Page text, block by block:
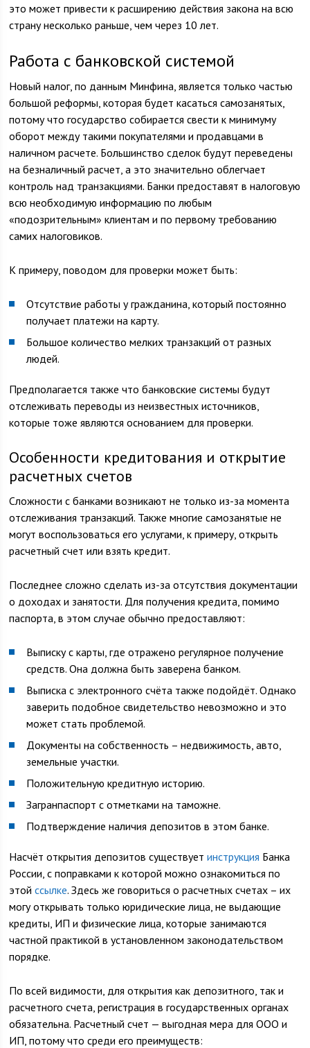
это может привести к расширению действия закона на всю
страну несколько раньше, чем через 10 лет.
Работа с банковской системой
Новый налог, по данным Минфина, является только частью
большой реформы, которая будет касаться самозанятых,
потому что государство собирается свести к минимуму
оборот между такими покупателями и продавцами в
наличном расчете. Большинство сделок будут переведены
на безналичный расчет, а это значительно облегчает
контроль над транзакциями. Банки предоставят в налоговую
всю необходимую информацию по любым
«подозрительным» клиентам и по первому требованию
самих налоговиков.
К примеру, поводом для проверки может быть:
Отсутствие работы у гражданина, который постоянно
получает платежи на карту.
Большое количество мелких транзакций от разных
людей.
Предполагается также что банковские системы будут
отслеживать переводы из неизвестных источников,
которые тоже являются основанием для проверки.
Особенности кредитования и открытие
расчетных счетов
Сложности с банками возникают не только из-за момента
отслеживания транзакций. Также многие самозанятые не
могут воспользоваться его услугами, к примеру, открыть
расчетный счет или взять кредит.
Последнее сложно сделать из-за отсутствия документации
о доходах и занятости. Для получения кредита, помимо
паспорта, в этом случае обычно предоставляют:
Выписку с карты, где отражено регулярное получение
средств. Она должна быть заверена банком.
Выписка с электронного счёта также подойдёт. Однако
заверить подобное свидетельство невозможно и это
может стать проблемой.
Документы на собственность – недвижимость, авто,
земельные участки.
Положительную кредитную историю.
Загранпаспорт с отметками на таможне.
Подтверждение наличия депозитов в этом банке.
Насчёт открытия депозитов существуетинструкция Банка
России, с поправками к которой можно ознакомиться по
этойссылке. Здесь же говориться о расчетных счетах – их
могу открывать только юридические лица, не выдающие
кредиты, ИП и физические лица, которые занимаются
частной практикой в установленном законодательством
порядке.
По всей видимости, для открытия как депозитного, так и
расчетного счета, регистрация в государственных органах
обязательна. Расчетный счет — выгодная мера для ООО и
ИП, потому что среди его преимуществ: